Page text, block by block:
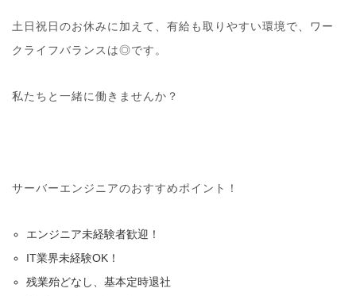
土日祝日のお休みに加えて、有給も取りやすい環境で、ワー
クライフバランスは◎です。
私たちと一緒に働きませんか？
サーバーエンジニアのおすすめポイント！
エンジニア未経験者歓迎！
IT業界未経験OK！
残業殆どなし、基本定時退社